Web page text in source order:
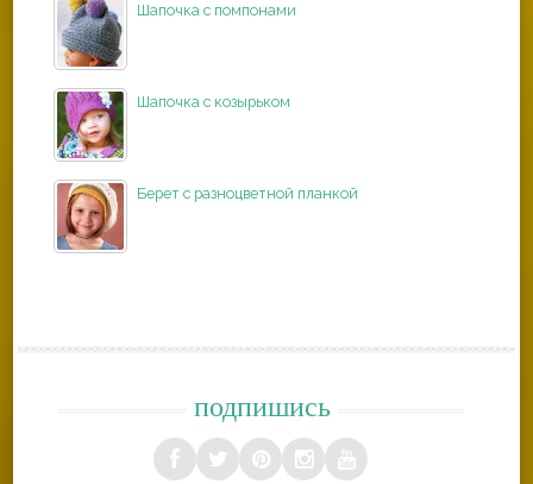
Шапочка с помпонами
Шапочка с козырьком
Берет с разноцветной планкой
подпишись